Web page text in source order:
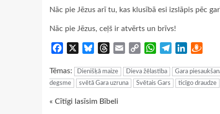
Nāc pie Jēzus arī tu, kas klusībā esi izslāpis pēc
Nāc pie Jēzus, ceļš ir atvērts un brīvs!
Facebook BlueskyThreads
Email
Copy
WhatsApp
TelegramLinkedIn
Tēmas: Dienišķā maize Dieva žēlastība Gara
degsme
svētā Gara uzruna Svētais Gars ticīgo draudze
Continue
« Cītīgi lasīsim Bībeli